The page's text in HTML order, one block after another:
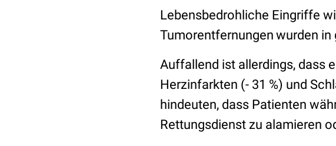
Lebensbedrohliche Eingriffe
Tumorentfernungen wurden in
Auffallend ist allerdings, dass
Herzinfarkten (- 31 %) und
hindeuten, dass Patienten
Rettungsdienst zu alamieren